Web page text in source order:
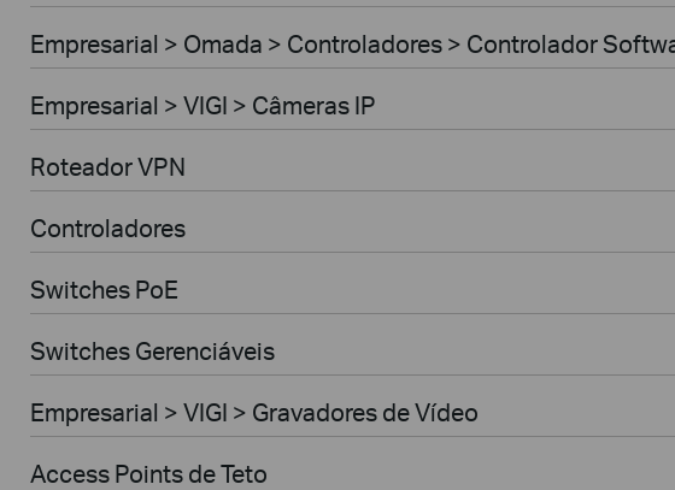
Empresarial > Omada > Controladores > Controlador
Empresarial > VIGI > Câmeras IP
Roteador VPN
Controladores
Switches PoE
Switches Gerenciáveis
Empresarial > VIGI > Gravadores de Vídeo
Access Points de Teto